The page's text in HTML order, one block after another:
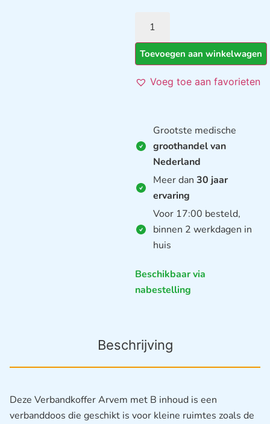
Toevoegen aan winkelwagen
Voeg toe aan favorieten
Grootste medische
groothandel van
Nederland
Meer dan 30 jaar
ervaring
Voor 17:00 besteld,
binnen 2 werkdagen in
huis
Beschikbaar via
nabestelling
Beschrijving
Deze Verbandkoffer Arvem met B inhoud is een
verbanddoos die geschikt is voor kleine ruimtes zoals de